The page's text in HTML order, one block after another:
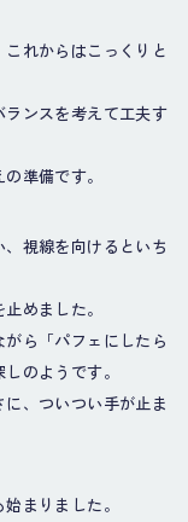
れからはこっくりと
ンスを考えて工夫す
準備です。
視線を向けるといち
めました。
ら「パフェにしたら
のようです。
、ついつい手が止ま
まりました。